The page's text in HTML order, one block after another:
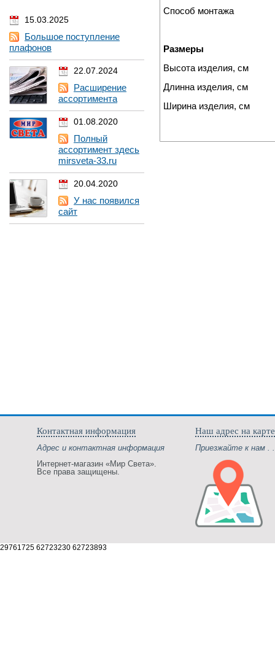
15.03.2025
Большое поступление
плафонов
22.07.2024
Расширение
ассортимента
01.08.2020
Полный
ассортимент здесь
mirsveta-33.ru
20.04.2020
У нас появился
сайт
Способ монтажа
Размеры
Высота изделия, см
Длинна изделия, см
Ширина изделия, см
Контактная информация
Адрес и контактная информация
Интернет-магазин «Мир Света».
Все права защищены.
Наш адрес на карте
Приезжайте к нам .
29761725 62723230 62723893